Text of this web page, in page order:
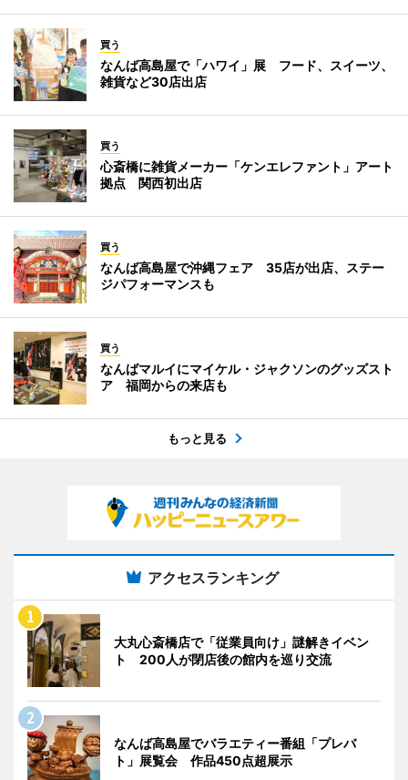
買う
なんば高島屋で「ハワイ」展 フード、スイーツ、
雑貨など30店出店
買う
心斎橋に雑貨メーカー「ケンエレファント」アート
拠点 関西初出店
買う
なんば高島屋で沖縄フェア 35店が出店、ステー
ジパフォーマンスも
買う
なんばマルイにマイケル・ジャクソンのグッズスト
ア 福岡からの来店も
もっと見る
アクセスランキング
大丸心斎橋店で「従業員向け」謎解きイベン
ト 200人が閉店後の館内を巡り交流
なんば高島屋でバラエティー番組「プレバ
ト」展覧会 作品450点超展示